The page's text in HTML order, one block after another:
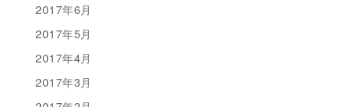
2017年6月
2017年5月
2017年4月
2017年3月